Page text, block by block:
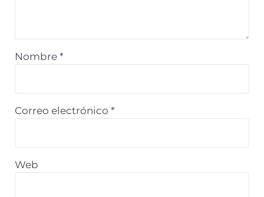
Nombre *
Correo electrónico *
Web